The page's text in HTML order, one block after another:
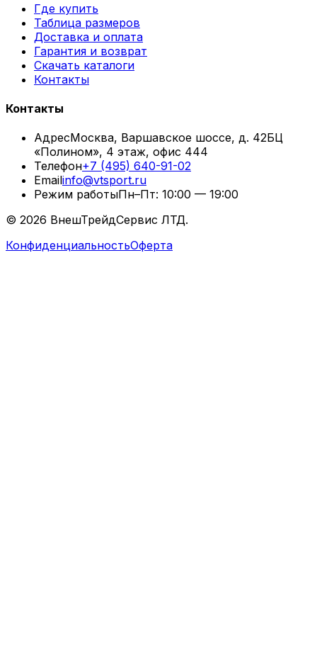
Где купить
Таблица размеров
Доставка и оплата
Гарантия и возврат
Скачать каталоги
Контакты
Контакты
АдресМосква, Варшавское шоссе, д. 42БЦ
«Полином», 4 этаж, офис 444
Телефон+7 (495) 640-91-02
Emailinfo@vtsport.ru
Режим работыПн–Пт: 10:00 — 19:00
© 2026 ВнешТрейдСервис ЛТД.
КонфиденциальностьОферта